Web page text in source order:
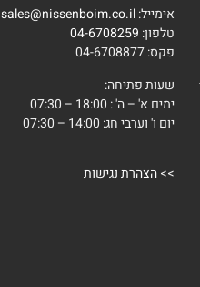
אימייל:sales@nissenboim.co.il
טלפון: 04-6708259
פקס: 04-6708877
שעות פתיחה:
ימים א' – ה' : 18:00 – 07:30
יום ו' וערבי חג: 14:00 – 07:30
>>הצהרת נגישות